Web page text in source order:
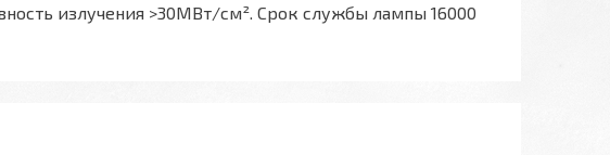
излучения >30МВт/см². Срок службы лампы 16000